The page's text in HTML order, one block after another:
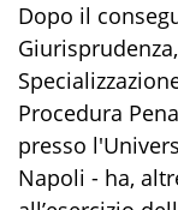
Dopo il
Procedura
presso
Napoli - ha,